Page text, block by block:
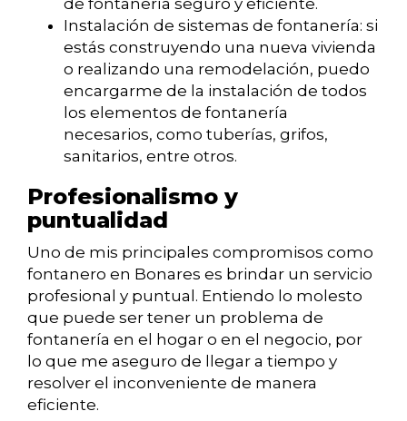
de fontanería seguro y eficiente.
Instalación de sistemas de fontanería: si
estás construyendo una nueva vivienda
o realizando una remodelación, puedo
encargarme de la instalación de todos
los elementos de fontanería
necesarios, como tuberías, grifos,
sanitarios, entre otros.
Profesionalismo y
puntualidad
Uno de mis principales compromisos como
fontanero en Bonares es brindar un servicio
profesional y puntual. Entiendo lo molesto
que puede ser tener un problema de
fontanería en el hogar o en el negocio, por
lo que me aseguro de llegar a tiempo y
resolver el inconveniente de manera
eficiente.